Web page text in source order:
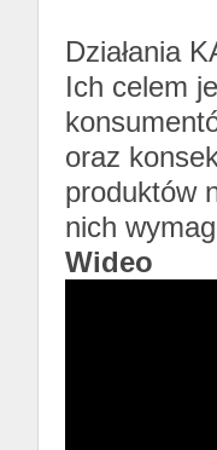
Działania
Ich celem
oraz
produktów
nich
Wideo